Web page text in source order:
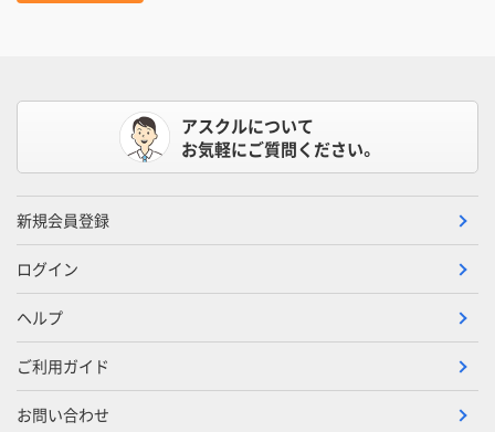
アスクルについて
お気軽にご質問ください。
新規会員登録
ログイン
ヘルプ
ご利用ガイド
お問い合わせ